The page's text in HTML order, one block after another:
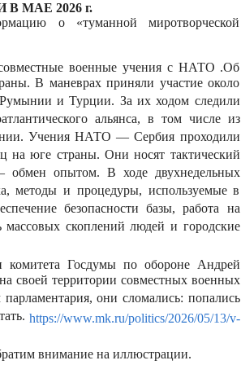
МАЕ 2026 г.
о «туманной миротворческой
военные учения с НАТО .Об
В маневрах приняли участие около
и Турции. За их ходом следили
альянса, в том числе из
Учения НАТО — Сербия проходили
на юге страны. Они носят тактический
опытом. В ходе двухнедельных
методы и процедуры, используемые в
безопасности базы, работа на
массовых скоплений людей и городские
комитета Госдумы по обороне Андрей
своей территории совместных военных
они сломались: попались
https://www.mk.ru/politics/2026/05/13/v-
внимание на иллюстрации.